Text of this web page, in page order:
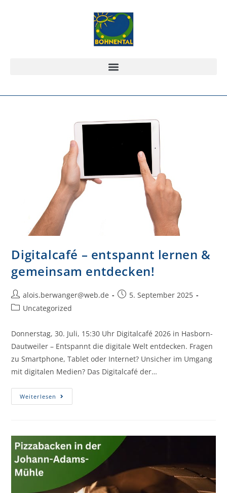
Digitalcafé – entspannt lernen &
gemeinsam entdecken!
alois.berwanger@web.de
5. September 2025
Uncategorized
Donnerstag, 30. Juli, 15:30 Uhr Digitalcafé 2026 in Hasborn-
Dautweiler – Entspannt die digitale Welt entdecken. Fragen
zu Smartphone, Tablet oder Internet? Unsicher im Umgang
mit digitalen Medien? Das Digitalcafé der…
Weiterlesen